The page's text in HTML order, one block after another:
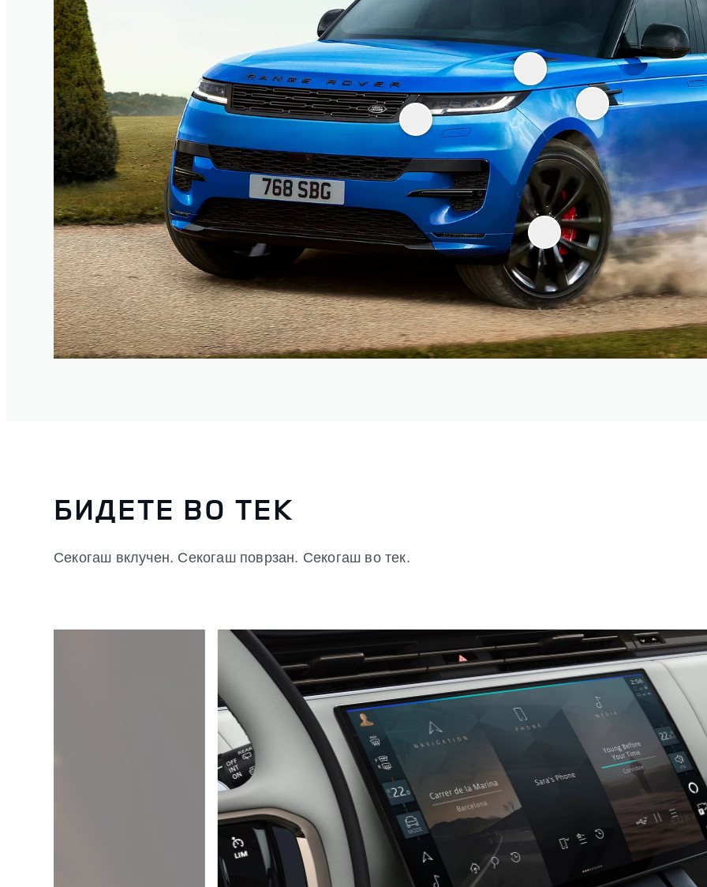
БИДЕТЕ ВО ТЕК
Секогаш вклучен. Секогаш поврзан. Секогаш во тек.